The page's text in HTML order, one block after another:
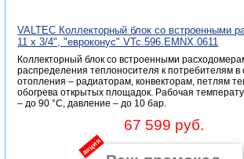
VALTEC Коллекторный блок со встроенными
11 x 3/4", "евроконус" VTc.596.EMNX.0611
Коллекторный блок со встроенными
распределения теплоносителя к потребителям в
отопления – радиаторам, конвекторам, петлям
обогрева открытых площадок. Рабочая
– до 90 °С, давление – до 10 бар.
67 599 руб.
акция